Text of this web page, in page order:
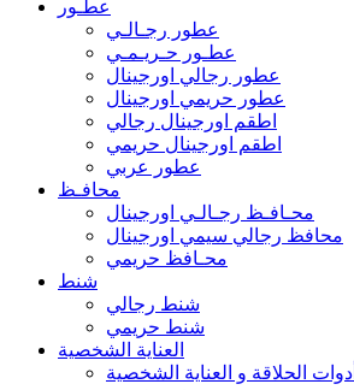
عطـور
عطور رجـالـي
عطـور حـريـمـي
عطور رجالي اورجينال
عطور حريمي اورجينال
اطقم اورجينال رجالي
اطقم اورجينال حريمي
عطور عربي
محافـظ
محـافـظ رجـالـي اورجينال
محافظ رجالي سيمي اورجينال
محـافظ حريمي
شنط
شنط رجالي
شنط حريمي
العناية الشخصية
أدوات الحلاقة و العناية الشخصية